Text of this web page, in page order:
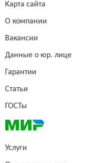
Карта сайта
О компании
Вакансии
Данные о юр. лице
Гарантии
Статьи
ГОСТы
Услуги